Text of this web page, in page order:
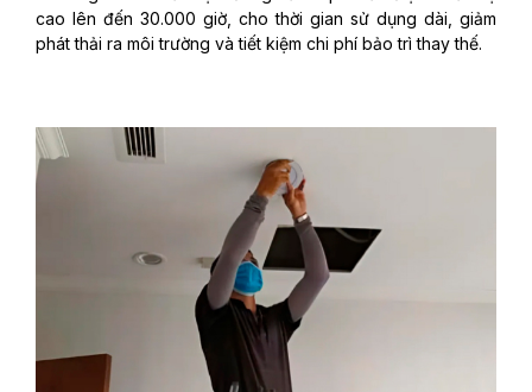
cao lên đến 30.000 giờ, cho thời gian sử dụng dài, giảm
phát thải ra môi trường và tiết kiệm chi phí bảo trì thay thế.